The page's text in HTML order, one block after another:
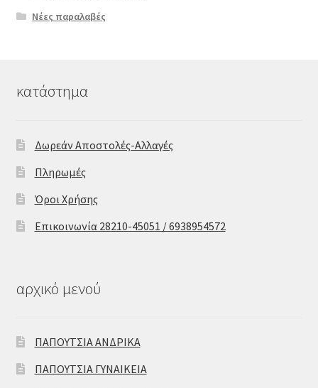
Νέες παραλαβές
κατάστημα
Δωρεάν Αποστολές-Αλλαγές
Πληρωμές
Όροι Χρήσης
Επικοινωνία 28210-45051 / 6938954572
αρχικό μενού
ΠΑΠΟΥΤΣΙΑ ΑΝΔΡΙΚΑ
ΠΑΠΟΥΤΣΙΑ ΓΥΝΑΙΚΕΙΑ